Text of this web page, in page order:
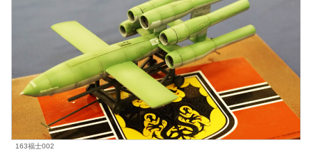
163福士002